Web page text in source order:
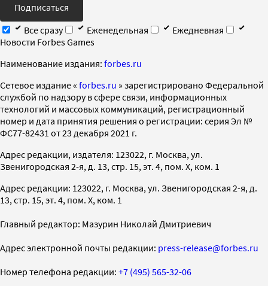
Подписаться
Все сразу
Еженедельная
Ежедневная
Новости Forbes Games
Наименование издания: forbes.ru
Cетевое издание « forbes.ru » зарегистрировано Федеральной
службой по надзору в сфере связи, информационных
технологий и массовых коммуникаций, регистрационный
номер и дата принятия решения о регистрации: серия Эл №
ФС77-82431 от 23 декабря 2021 г.
Адрес редакции, издателя: 123022, г. Москва, ул.
Звенигородская 2-я, д. 13, стр. 15, эт. 4, пом. X, ком. 1
Адрес редакции: 123022, г. Москва, ул. Звенигородская 2-я, д.
13, стр. 15, эт. 4, пом. X, ком. 1
Главный редактор: Мазурин Николай Дмитриевич
Адрес электронной почты редакции: press-release@forbes.ru
Номер телефона редакции: +7 (495) 565-32-06